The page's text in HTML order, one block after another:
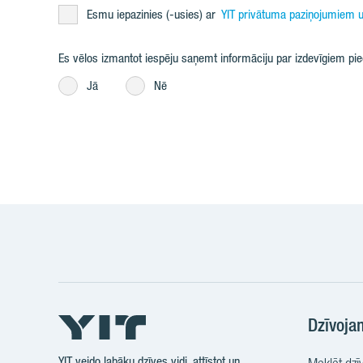
Esmu iepazinies (-usies) ar YIT privātuma paziņojumiem
Es vēlos izmantot iespēju saņemt informāciju par izdevīgiem
Jā
Nē